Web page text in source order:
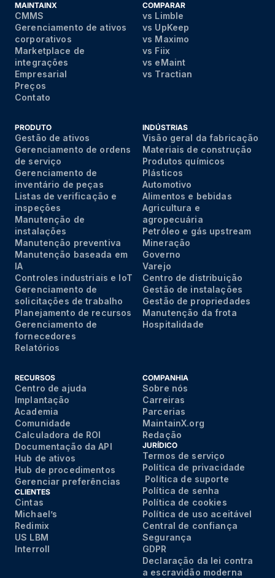
MAINTAINX
CMMS
Gerenciamento de ativos
corporativos
Marketplace de
integrações
Empresarial
Preços
Contato
COMPARAR
vs Limble
vs UpKeep
vs Maximo
vs Fiix
vs eMaint
vs Tractian
PRODUTO
Gestão de ativos
Gerenciamento de ordens
de serviço
Gerenciamento de
inventário de peças
Listas de verificação e
inspeções
Manutenção de
instalações
Manutenção preventiva
Manutenção baseada em
IA
Controles industriais e IoT
Gerenciamento de
solicitações de trabalho
Planejamento de recursos
Gerenciamento de
fornecedores
Relatórios
INDÚSTRIAS
Visão geral da fabricação
Materiais de construção
Produtos químicos
Plásticos
Automotivo
Alimentos e bebidas
Agricultura e
agropecuária
Petróleo e gás upstream
Mineração
Governo
Varejo
Centro de distribuição
Gestão de instalações
Gestão de propriedades
Manutenção da frota
Hospitalidade
RECURSOS
Centro de ajuda
Implantação
Academia
Comunidade
Calculadora de ROI
Documentação da API
Hub de ativos
Hub de procedimentos
Gerenciar preferências
CLIENTES
Cintas
Michael’s
Redimix
US LBM
Interroll
COMPANHIA
Sobre nós
Carreiras
Parcerias
MaintainX.org
Redação
JURÍDICO
Termos de serviço
Política de privacidade
Política de suporte
Política de senha
Política de cookies
Política de uso aceitável
Central de confiança
Segurança
GDPR
Declaração da lei contra
a escravidão moderna